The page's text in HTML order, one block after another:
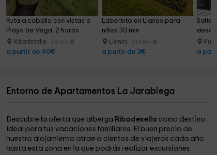
Ruta a caballo con vistas a
Playa de Vega, 2 horas
Ribadesella 3.6 km
a partir de 40€
Laberinto en Llanes para
niños 30 min
Llanes 21.4 km
a partir de 3€
Salto
a
Entorno de Apartamentos La Jarabiega
Descubre la oferta que alberga Ribadesella como destino
ideal para tus vacaciones familiares. El buen precio de
nuestro alojamiento atrae a cientos de viajeros cada año
hasta esta zona en la que podrás realizar excursiones